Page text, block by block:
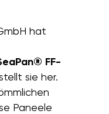
hat
FF-
sie her.
Paneele